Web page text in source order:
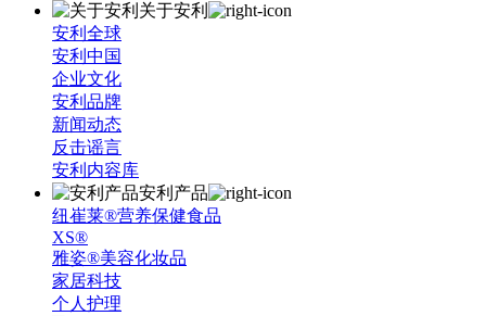
关于安利
安利全球
安利中国
企业文化
安利品牌
新闻动态
反击谣言
安利内容库
安利产品
纽崔莱®营养保健食品
XS®
雅姿®美容化妆品
家居科技
个人护理